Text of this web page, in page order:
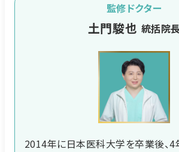
監修ドクター
土門駿也 統括院長
2014年に日本医科大学を卒業後、